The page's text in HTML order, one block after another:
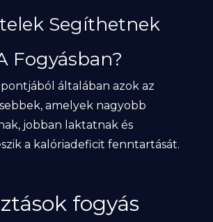
Segíthetnek
Fogyásban?
általában azok az
amelyek nagyobb
jobban laktatnak és
a kalóriadeficit fenntartását.
fogyás